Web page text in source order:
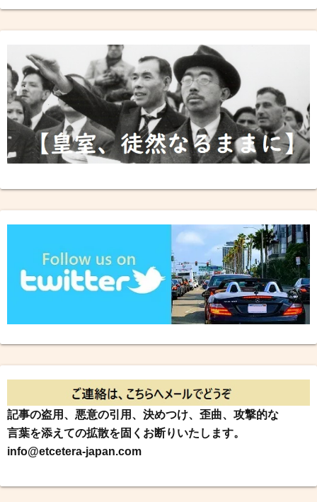
記事の盗用、悪意の引用、決めつけ、歪曲、攻撃的な
言葉を添えての拡散を固くお断りいたします。
info@etcetera-japan.com